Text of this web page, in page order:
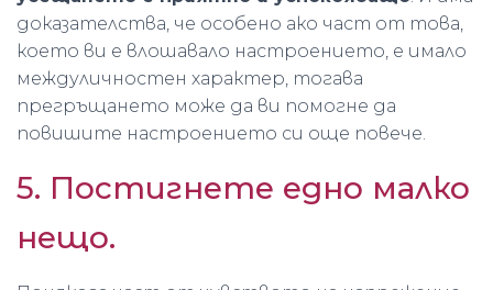
доказателства, че особено ако част от това,
което ви е влошавало настроението, е имало
междуличностен характер, тогава
прегръщането може да ви помогне да
повишите настроението си още повече.
5. Постигнете едно малко
нещо.